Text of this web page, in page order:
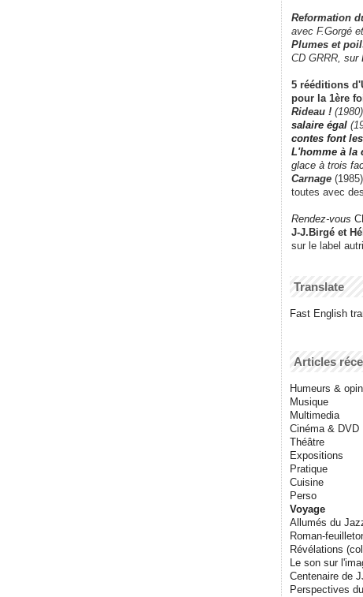
Reformation
avec F.Gorgé
Plumes et
CD GRRR, sur
5 rééditions
pour la 1ère
Rideau ! (1980)
salaire égal
contes font
L'homme à la
glace à trois
Carnage
toutes avec
Rendez-vous
J-J.Birgé et
sur le label
Translate
Fast English
Articles
Humeurs &
Musique
Multimedia
Cinéma & DVD
Théâtre
Expositions
Pratique
Cuisine
Perso
Voyage
Allumés du
Roman-
Révélations
Le son sur
Centenaire de
Perspectives